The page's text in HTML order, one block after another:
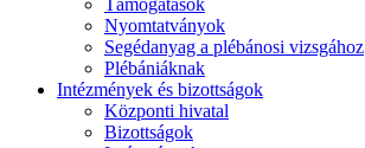
Támogatások
Nyomtatványok
Segédanyag a plébánosi vizsgához
Plébániáknak
Intézmények és bizottságok
Központi hivatal
Bizottságok